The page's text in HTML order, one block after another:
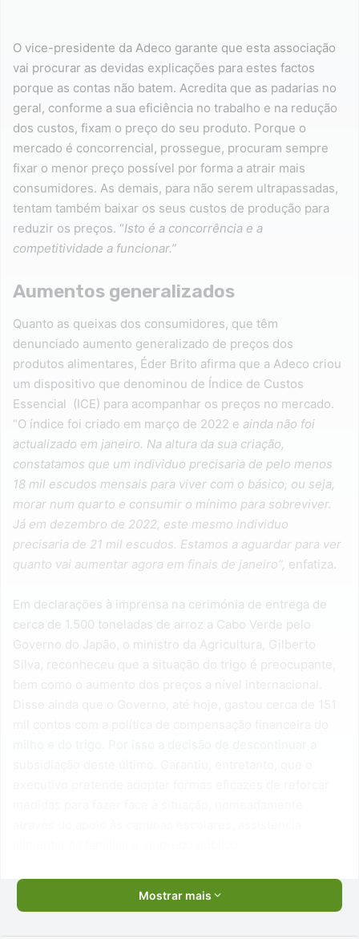
O vice-presidente da Adeco garante que esta associação
vai procurar as devidas explicações para estes factos
porque as contas não batem. Acredita que as padarias no
geral, conforme a sua eficiência no trabalho e na redução
dos custos, fixam o preço do seu produto. Porque o
mercado é concorrencial, prossegue, procuram sempre
fixar o menor preço possível por forma a atrair mais
consumidores. As demais, para não serem ultrapassadas,
tentam também baixar os seus custos de produção para
reduzir os preços. “Isto é a concorrência e a
competitividade a funcionar.”
Aumentos generalizados
Quanto as queixas dos consumidores, que têm
denunciado aumento generalizado de preços dos
produtos alimentares, Éder Brito afirma que a Adeco criou
um dispositivo que denominou de Índice de Custos
Essencial (ICE) para acompanhar os preços no mercado.
“O índice foi criado em março de 2022 e ainda não foi
actualizado em janeiro. Na altura da sua criação,
constatamos que um individuo precisaria de pelo menos
18 mil escudos mensais para viver com o básico, ou seja,
morar num quarto e consumir o mínimo para sobreviver.
Já em dezembro de 2022, este mesmo individuo
precisaria de 21 mil escudos. Estamos a aguardar para ver
quanto vai aumentar agora em finais de janeiro”, enfatiza.
Em declarações à imprensa na cerimónia de entrega de
cerca de 1.500 toneladas de arroz a Cabo Verde pelo
Governo do Japão, o ministro da Agricultura, Gilberto
Silva, reconheceu que a situação do trigo é preocupante,
Mostrar mais